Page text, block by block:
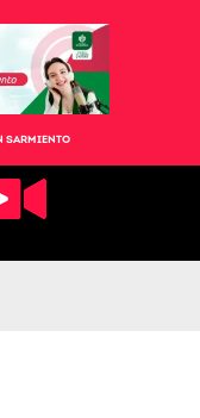
SARMIENTO